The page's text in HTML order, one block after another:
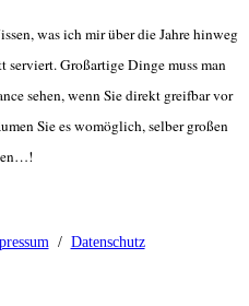
was ich mir über die Jahre hinweg
serviert. Großartige Dinge muss man
sehen, wenn Sie direkt greifbar vor
Sie es womöglich, selber großen
/ Datenschutz